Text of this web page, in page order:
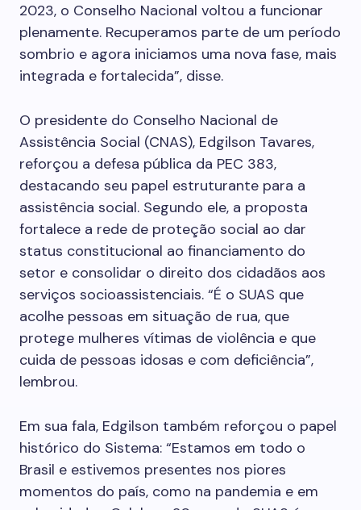
2023, o Conselho Nacional voltou a funcionar
plenamente. Recuperamos parte de um período
sombrio e agora iniciamos uma nova fase, mais
integrada e fortalecida”, disse.
O presidente do Conselho Nacional de
Assistência Social (CNAS), Edgilson Tavares,
reforçou a defesa pública da PEC 383,
destacando seu papel estruturante para a
assistência social. Segundo ele, a proposta
fortalece a rede de proteção social ao dar
status constitucional ao financiamento do
setor e consolidar o direito dos cidadãos aos
serviços socioassistenciais. “É o SUAS que
acolhe pessoas em situação de rua, que
protege mulheres vítimas de violência e que
cuida de pessoas idosas e com deficiência”,
lembrou.
Em sua fala, Edgilson também reforçou o papel
histórico do Sistema: “Estamos em todo o
Brasil e estivemos presentes nos piores
momentos do país, como na pandemia e em